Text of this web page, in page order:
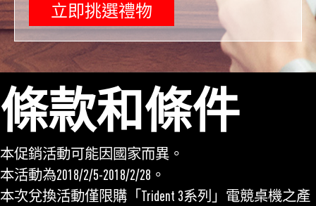
立即挑選禮物
條款和條件
本促銷活動可能因國家而異。
本活動為2018/2/5-2018/2/28。
本次兌換活動僅限購「Trident 3系列」電競桌機之產